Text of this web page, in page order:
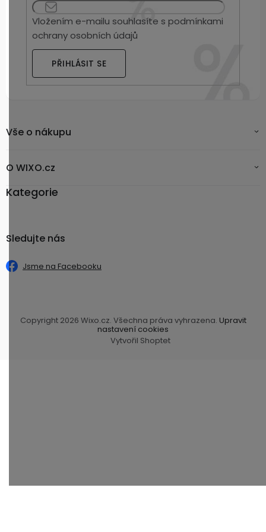
Vložením e-mailu souhlasíte spodmínkami
ochrany osobních údajů
PŘIHLÁSIT SE
Vše o nákupu
O WIXO.cz
Kategorie
Sledujte nás
Jsme na Facebooku
Vytvořil Shoptet
Copyright 2026 Wixo.cz. Všechna práva vyhrazena. Upravit
nastavení cookies